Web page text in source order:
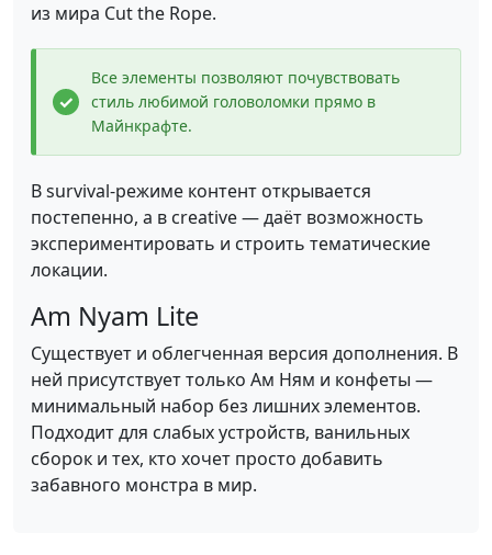
из мира Cut the Rope.
Все элементы позволяют почувствовать
стиль любимой головоломки прямо в
Майнкрафте.
В survival-режиме контент открывается
постепенно, а в creative — даёт возможность
экспериментировать и строить тематические
локации.
Am Nyam Lite
Существует и облегченная версия дополнения. В
ней присутствует только Ам Ням и конфеты —
минимальный набор без лишних элементов.
Подходит для слабых устройств, ванильных
сборок и тех, кто хочет просто добавить
забавного монстра в мир.